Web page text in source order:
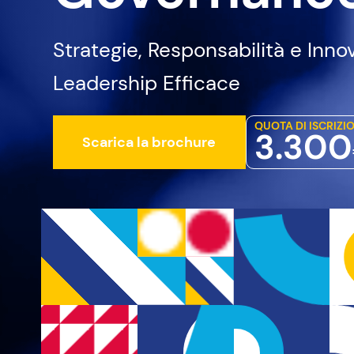
OPEN
ACADEMY
2 corsi disponibili
16 osservatori attivi
Strategie, Responsabilità e
Leadership Efficace
Scarica la brochure
QUOTA DI
3.300